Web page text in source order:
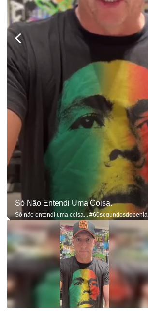
Só Não Entendi Uma Coisa.
Só não entendi uma coisa... #60segundosdobenja